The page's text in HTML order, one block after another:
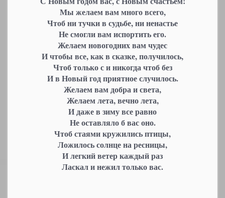
Мы желаем вам много всего,
Чтоб ни тучки в судьбе, ни ненастье
Не смогли вам испортить его.
Желаем новогодних вам чудес
И чтобы все, как в сказке, получилось,
Чтоб только с и никогда чтоб без
И в Новый год приятное случилось.
Желаем вам добра и света,
Желаем лета, вечно лета,
И даже в зиму все равно
Не оставляло б вас оно.
Чтоб стаями кружились птицы,
Ложилось солнце на ресницы,
И легкий ветер каждый раз
Ласкал и нежил только вас.